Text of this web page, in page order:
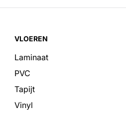
VLOEREN
Laminaat
PVC
Tapijt
Vinyl